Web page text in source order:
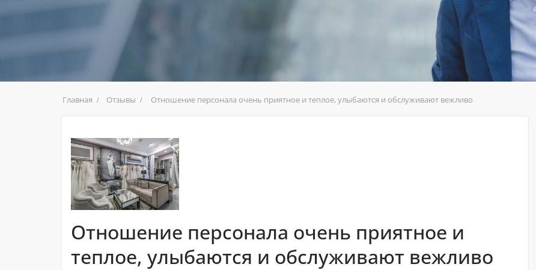
Главная Отзывы Отношение персонала очень приятное и теплое, улыбаются и обслуживают вежливо
Отношение персонала очень приятное и
теплое, улыбаются и обслуживают вежливо